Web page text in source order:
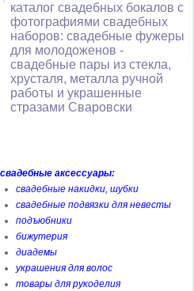
каталог свадебных бокалов с
фотографиями свадебных
наборов: свадебные фужеры
для молодоженов -
свадебные пары из стекла,
хрусталя, металла ручной
работы и украшенные
стразами Сваровски
свадебные аксессуары:
свадебные накидки, шубки
свадебные подвязки для невесты
подъюбники
бижутерия
диадемы
украшения для волос
товары для рукоделия